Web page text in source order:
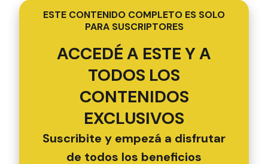
ESTE CONTENIDO COMPLETO ES SOLO
PARA SUSCRIPTORES
ACCEDÉ A ESTE Y A
TODOS LOS
CONTENIDOS
EXCLUSIVOS
Suscribite y empezá a disfrutar
de todos los beneficios